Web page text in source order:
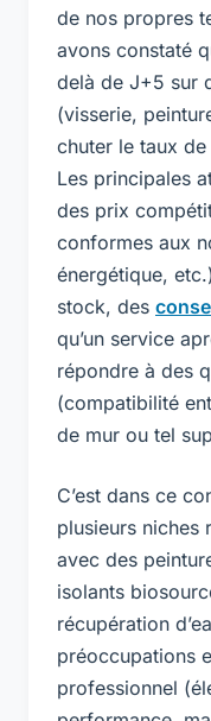
de nos propres
avons constaté
delà de J+5 sur
(visserie,
chuter le taux
Les principales
des prix
conformes aux
énergétique,
stock, des
qu’un service
répondre à des
(compatibilité
de mur ou tel
C’est dans ce
plusieurs niches
avec des
isolants
récupération
préoccupations
professionnel